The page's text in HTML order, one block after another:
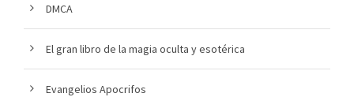
DMCA
El gran libro de la magia oculta y esotérica
Evangelios Apocrifos